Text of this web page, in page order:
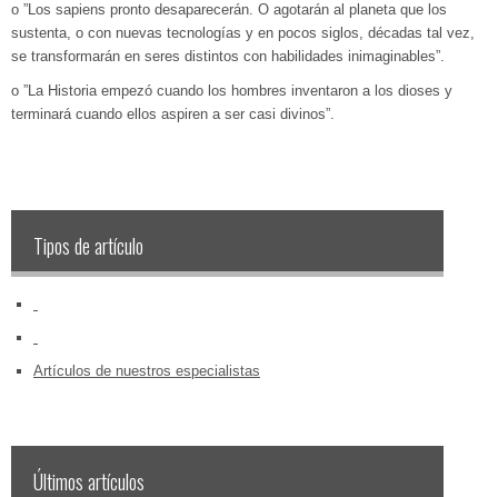
o ”Los sapiens pronto desaparecerán. O agotarán al planeta que los
sustenta, o con nuevas tecnologías y en pocos siglos, décadas tal vez,
se transformarán en seres distintos con habilidades inimaginables”.
o ”La Historia empezó cuando los hombres inventaron a los dioses y
terminará cuando ellos aspiren a ser casi divinos”.
Tipos de artículo
Artículos de nuestros especialistas
Últimos artículos